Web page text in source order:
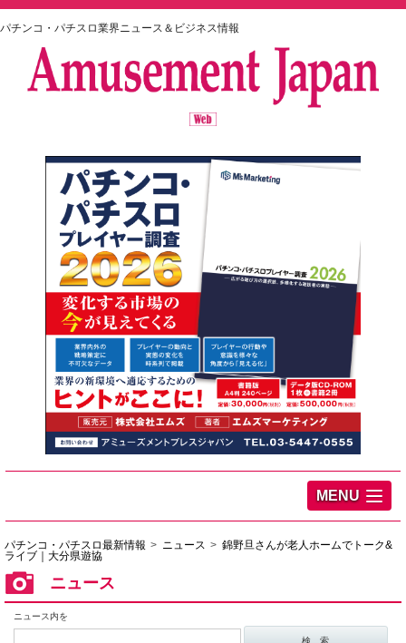
パチンコ・パチスロ業界ニュース＆ビジネス情報
MENU
パチンコ・パチスロ最新情報 ニュース
錦野旦さんが老人ホームでトーク&
ライブ｜大分県遊協
ニュース
ニュース内を